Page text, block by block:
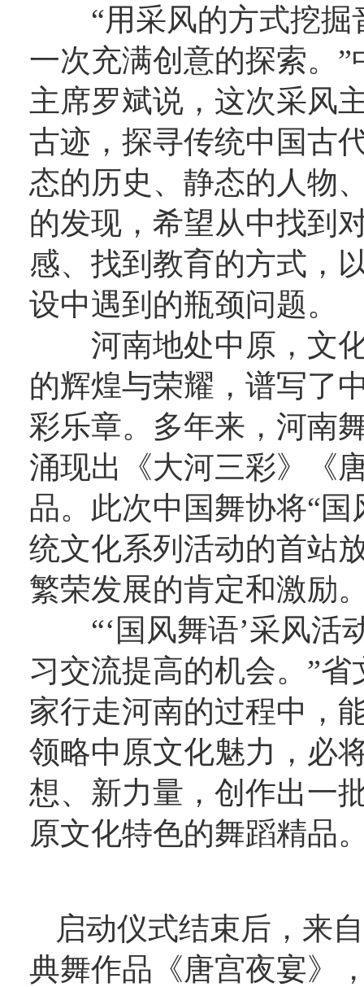
“用采风的方式挖
一次充满创意的探索。
主席罗斌说，这次采风
古迹，探寻传统中国古
态的历史、静态的人物
的发现，希望从中找到
感、找到教育的方式，
设中遇到的瓶颈问题。
河南地处中原，文化
的辉煌与荣耀，谱写了
彩乐章。多年来，河南
涌现出《大河三彩》《
品。此次中国舞协将“国
统文化系列活动的首站
繁荣发展的肯定和激励
“‘国风舞语’采风
习交流提高的机会。”
家行走河南的过程中，
领略中原文化魅力，必
想、新力量，创作出一
原文化特色的舞蹈精品
启动仪式结束后，来
典舞作品《唐宫夜宴》